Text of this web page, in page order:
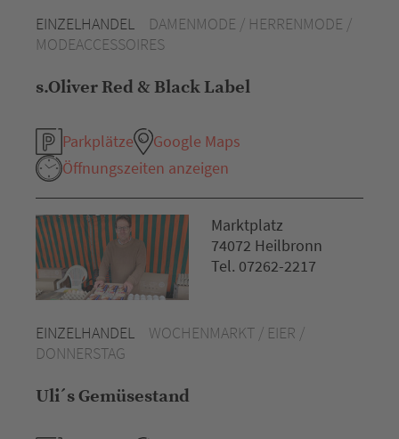
EINZELHANDEL
DAMENMODE / HERRENMODE /
MODEACCESSOIRES
s.Oliver Red & Black Label
Parkplätze
Google Maps
Öffnungszeiten anzeigen
EINZELHANDEL
WOCHENMARKT / EIER /
DONNERSTAG
Uli´s Gemüsestand
Marktplatz
74072 Heilbronn
Tel. 07262-2217